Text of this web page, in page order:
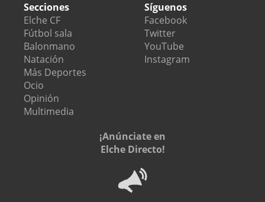
Secciones
Elche CF
Fútbol sala
Balonmano
Natación
Más Deportes
Ocio
Opinión
Multimedia
Síguenos
Facebook
Twitter
YouTube
Instagram
¡Anúnciate en
Elche Directo!